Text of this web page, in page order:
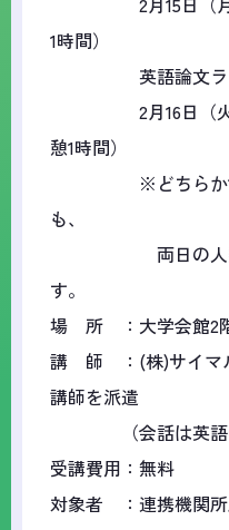
1時間）
英語論文ライ
2月16日（火）
憩1時間）
※どちらか1日
も、
両日の人数調
す。
場 所 ：大学会館2
講 師 ：(株)サイマ
講師を派遣
（会話は英語の
受講費用：無料
対象者 ：連携機関